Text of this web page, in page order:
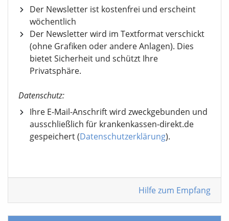
Der Newsletter ist kostenfrei und erscheint
wöchentlich
Der Newsletter wird im Textformat verschickt
(ohne Grafiken oder andere Anlagen). Dies
bietet Sicherheit und schützt Ihre
Privatsphäre.
Datenschutz:
Ihre E-Mail-Anschrift wird zweckgebunden und
ausschließlich für krankenkassen-direkt.de
gespeichert (Datenschutzerklärung).
Hilfe zum Empfang